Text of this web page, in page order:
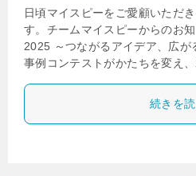
日頃マイスピーをご愛顧いただ
す。チームマイスピーからのお
2025 ～つながるアイデア、広が
事例コンテストがかたちを変え
続きを